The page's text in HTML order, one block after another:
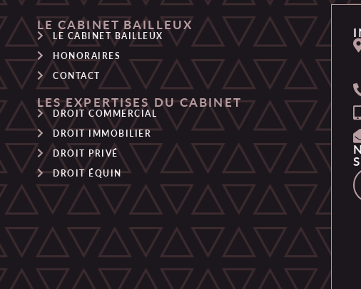
LE CABINET BAILLEUX
LE CABINET BAILLEUX
HONORAIRES
CONTACT
LES EXPERTISES DU CABINET
DROIT COMMERCIAL
DROIT IMMOBILIER
DROIT PRIVÉ
DROIT ÉQUIN